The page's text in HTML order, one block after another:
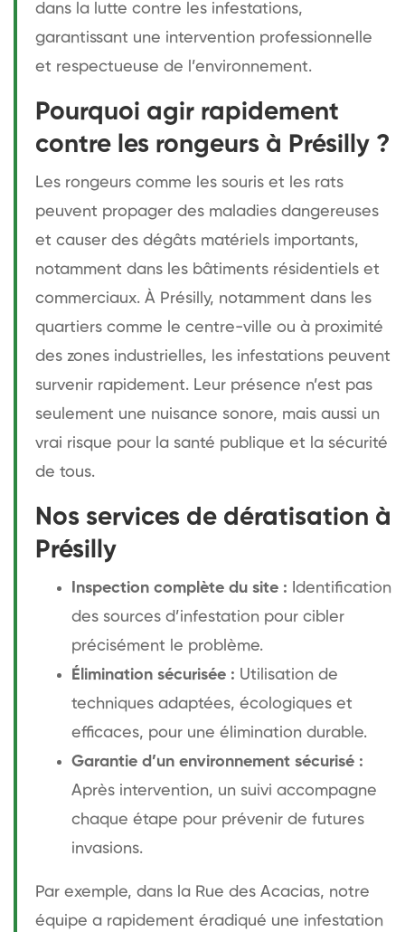
dans la lutte contre les infestations,
garantissant une intervention professionnelle
et respectueuse de l’environnement.
Pourquoi agir rapidement
contre les rongeurs à Présilly ?
Les rongeurs comme les souris et les rats
peuvent propager des maladies dangereuses
et causer des dégâts matériels importants,
notamment dans les bâtiments résidentiels et
commerciaux. À Présilly, notamment dans les
quartiers comme le centre-ville ou à proximité
des zones industrielles, les infestations peuvent
survenir rapidement. Leur présence n’est pas
seulement une nuisance sonore, mais aussi un
vrai risque pour la santé publique et la sécurité
de tous.
Nos services de dératisation à
Présilly
Inspection complète du site : Identification
des sources d’infestation pour cibler
précisément le problème.
Élimination sécurisée : Utilisation de
techniques adaptées, écologiques et
efficaces, pour une élimination durable.
Garantie d’un environnement sécurisé :
Après intervention, un suivi accompagne
chaque étape pour prévenir de futures
invasions.
Par exemple, dans la Rue des Acacias, notre
équipe a rapidement éradiqué une infestation